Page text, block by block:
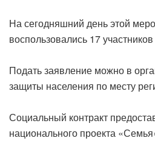
На сегодняшний день этой
воспользовались 17
Подать заявление можно в
защиты населения по месту
Социальный контракт
национального проекта